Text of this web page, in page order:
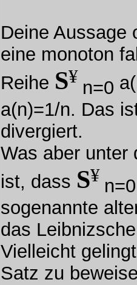
Deine Aussage
eine monoton
Reihe S¥
n=0
a(n)=1/n. Das
divergiert.
Was aber unter
ist, dass S¥
n=0
sogenannte
das
Vielleicht
Satz zu